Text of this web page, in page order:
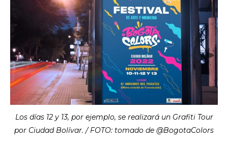
Los días 12 y 13, por ejemplo, se realizará un Grafiti Tour
por Ciudad Bolívar. / FOTO: tomado de @BogotaColors